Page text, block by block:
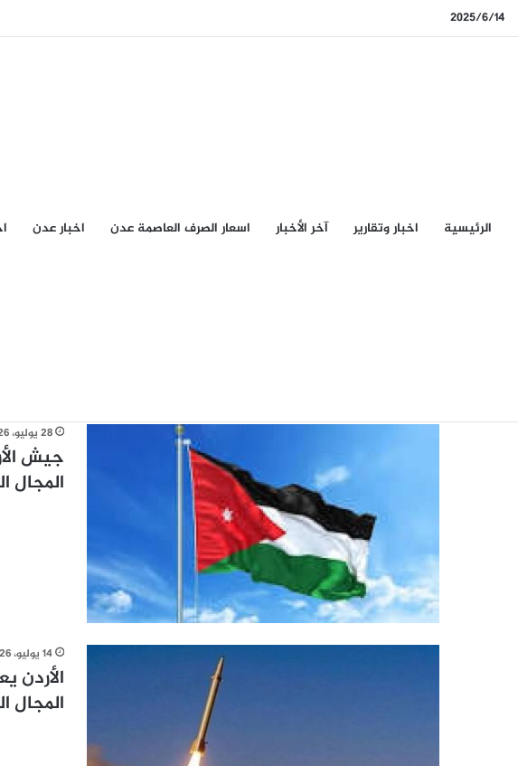
2025/6/14
الرئيسيِة اخبار وتقارير آخر الأخبار اسعار الصرف العاصمة عدن اخبار عدن
28 يوليو، 2026
جيش
المجال
14 يوليو، 2026
المجال